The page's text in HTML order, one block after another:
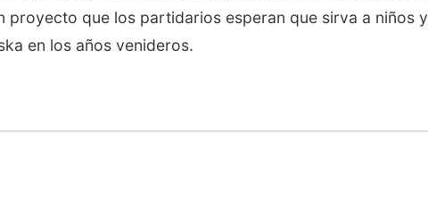
proyecto que los partidarios esperan que sirva a niños y
en los años venideros.